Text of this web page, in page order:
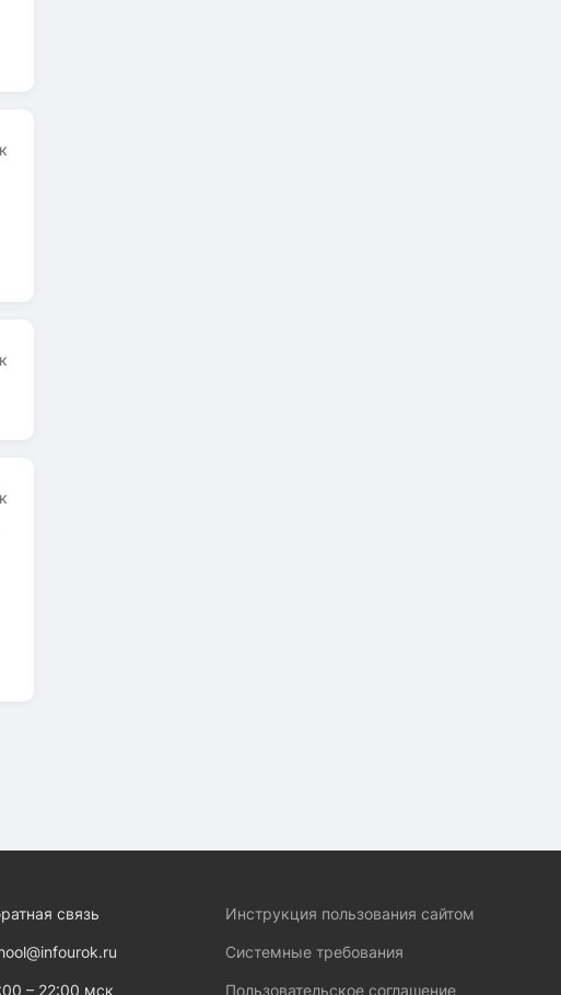
связь
– 22:00 мск
Инструкция пользования сайтом
Системные требования
Пользовательское соглашение